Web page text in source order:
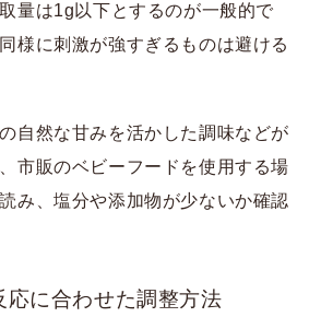
量は1g以下とするのが一般的で
様に刺激が強すぎるものは避ける
自然な甘みを活かした調味などが
市販のベビーフードを使用する場
み、塩分や添加物が少ないか確認
に合わせた調整方法